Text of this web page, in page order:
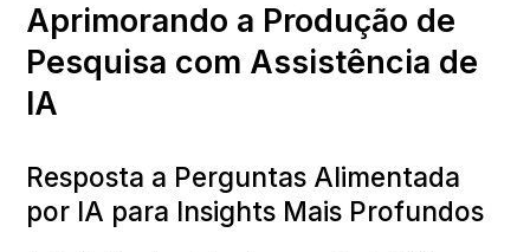
Aprimorando a Produção de
Pesquisa com Assistência de
IA
Resposta a Perguntas Alimentada
por IA para Insights Mais Profundos